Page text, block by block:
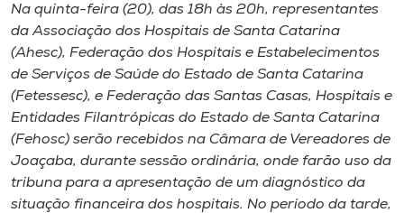
Na quinta-feira (20), das 18h às 20h, representantes
da Associação dos Hospitais de Santa Catarina
(Ahesc), Federação dos Hospitais e Estabelecimentos
de Serviços de Saúde do Estado de Santa Catarina
(Fetessesc), e Federação das Santas Casas, Hospitais e
Entidades Filantrópicas do Estado de Santa Catarina
(Fehosc) serão recebidos na Câmara de Vereadores de
Joaçaba, durante sessão ordinária, onde farão uso da
tribuna para a apresentação de um diagnóstico da
situação financeira dos hospitais. No período da tarde,